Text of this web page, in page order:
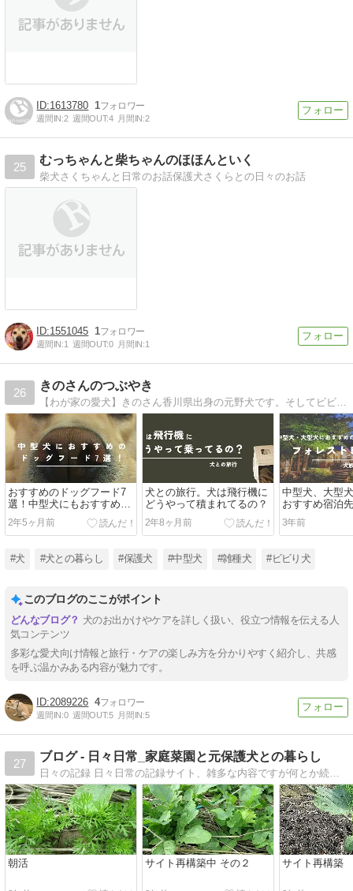
1613780 1
週間IN:2 週間OUT:4 月間IN:2
25
むっちゃんと柴ちゃんのほほんといく
柴犬さくちゃんと日常のお話保護犬さくらとの日々のお話
1551045 1
週間IN:1 週間OUT:0 月間IN:1
26
きのさんのつぶやき
【わが家の愛犬】きのさん香川県出身の元野犬です。そしてビビリな保護犬です。保護犬との暮らしや、犬のこと、経験したこともろもろつぶやいています。
おすすめのドッグフード7
選！中型犬にもおすすめを
紹介！
2年5ヶ月前
犬との旅行。犬は飛行機に
どうやって積まれてるの？
2年8ヶ月前
中型犬、大型
おすすめ宿泊
トヒルズ那須
す。
3年前
#犬 #犬との暮らし #保護犬 #中型犬 #雑種犬 #ビビり犬
このブログのここがポイント
犬のお出かけやケアを詳しく扱い、役立つ情報を伝える人
気コンテンツ
多彩な愛犬向け情報と旅行・ケアの楽しみ方を分かりやすく紹介し、共感
を呼ぶ温かみある内容が魅力です。
2089226 4
週間IN:0 週間OUT:5 月間IN:5
27
ブログ - 日々日常_家庭菜園と元保護犬との暮らし
日々の記録 日々日常の記録サイト、雑多な内容ですが何とか続けたい、本人継続と努力が滅法苦手、日々格闘の記録で
朝活 サイト再構築中 その２ サイト再構築